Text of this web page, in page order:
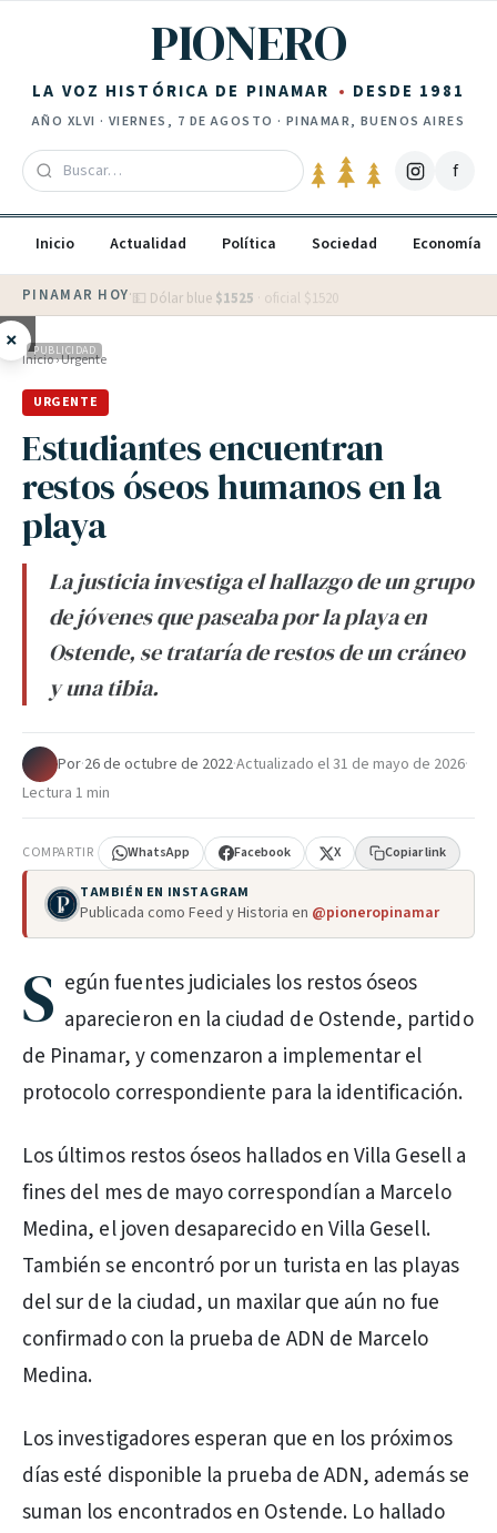
PIONERO
LA VOZ HISTÓRICA DE PINAMAR DESDE 1981
AÑO XLVI · VIERNES, 7 DE AGOSTO · PINAMAR, BUENOS AIRES
f
Inicio Actualidad Política Sociedad Economía
PINAMAR HOY·💵 Dólar blue $1525 · oficial $ 1520
× PUBLICIDAD
Inicio›Urgente
URGENTE
Estudiantes encuentran
restos óseos humanos en la
playa
La justicia investiga el hallazgo de un grupo
de jóvenes que paseaba por la playa en
Ostende, se trataría de restos de un cráneo
y una tibia.
Por·26 de octubre de 2022·Actualizado el31 de mayo de 2026·
Lectura 1 min
COMPARTIR WhatsApp Facebook X Copiar link
TAMBIÉN EN INSTAGRAM
Publicada como Feed y Historia en @pioneropinamar
S egún fuentes judiciales los restos óseos
aparecieron en la ciudad de Ostende, partido
de Pinamar, y comenzaron a implementar el
protocolo correspondiente para la identificación.
Los últimos restos óseos hallados en Villa Gesell a
fines del mes de mayo correspondían a Marcelo
Medina, el joven desaparecido en Villa Gesell.
También se encontró por un turista en las playas
del sur de la ciudad, un maxilar que aún no fue
confirmado con la prueba de ADN de Marcelo
Medina.
Los investigadores esperan que en los próximos
días esté disponible la prueba de ADN, además se
suman los encontrados en Ostende. Lo hallado